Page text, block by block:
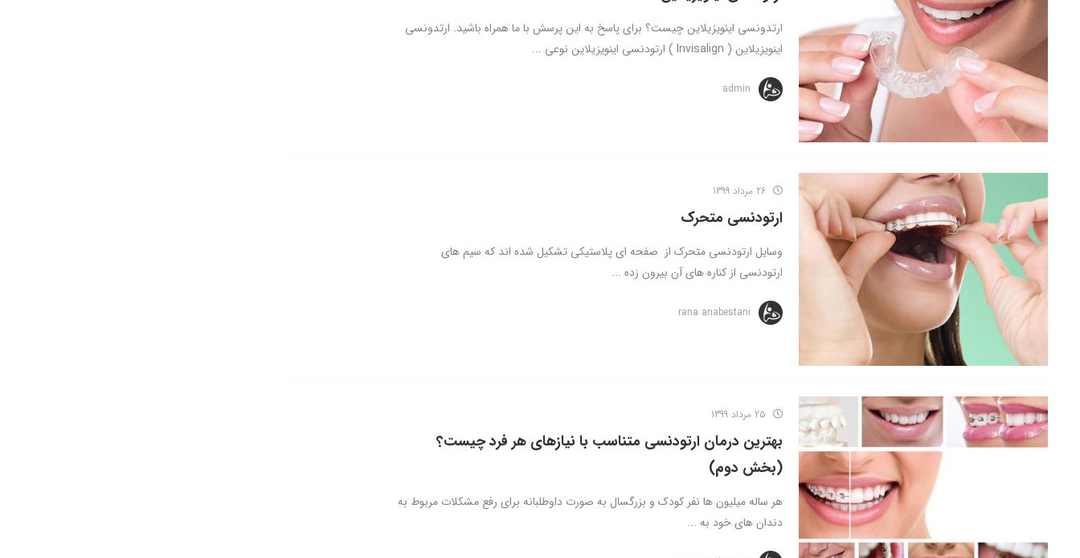
ارتدونسی اینویزیلاین چیست؟ برای پاسخ به این پرسش با ما همراه باشید. ارتدونسی
اینویزیلاین ( Invisalign ) ارتودنسی اینویزیلاین نوعی ...
admin
ارتودنسی متحرک
وسایل ارتودنسی متحرک از صفحه ای پلاستیکی تشکیل شده اند که سیم های
ارتودنسی از کناره های آن بیرون زده ...
rana anabestani
بهترین درمان ارتودنسی متناسب با نیازهای هر فرد چیست؟
(بخش دوم)
هر ساله میلیون ها نفر کودک و بزرگسال به صورت داوطلبانه برای رفع مشکلات مربوط به
دندان های خود به ...